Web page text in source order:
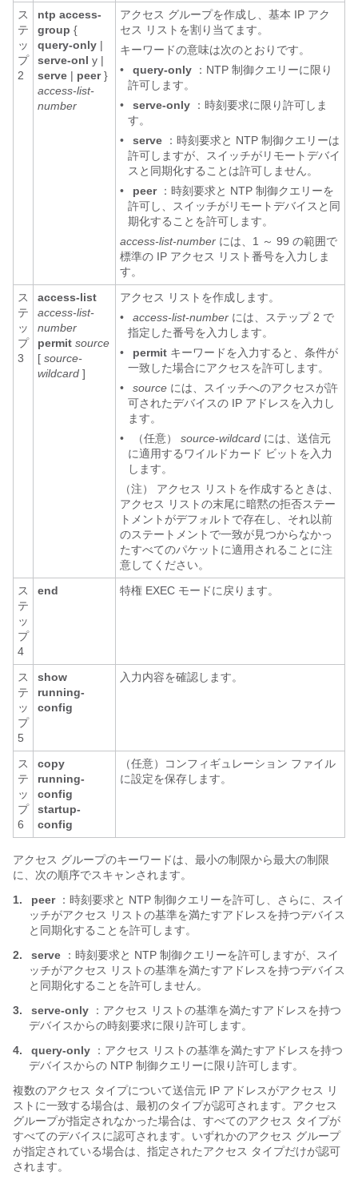
ス
テ
ッ
プ
2
ntp access-
group {
query-only |
serve-onl y |
serve | peer }
access-list-
number
アクセス グループを作成し、基本 IP アク
セス リストを割り当てます。
キーワードの意味は次のとおりです。
•
query-only ：NTP 制御クエリーに限り
許可します。
•
serve-only ：時刻要求に限り許可しま
す。
•
serve ：時刻要求と NTP 制御クエリーは
許可しますが、スイッチがリモートデバイ
スと同期化することは許可しません。
•
peer：時刻要求と NTP 制御クエリーを
許可し、スイッチがリモートデバイスと同
期化することを許可します。
access-list-number には、1 ～ 99 の範囲で
標準の IP アクセス リスト番号を入力しま
す。
ス
テ
ッ
プ
3
access-list
access-list-
number
permit source
[ source-
wildcard ]
アクセス リストを作成します。
•
access-list-number には、ステップ 2 で
指定した番号を入力します。
•
permit キーワードを入力すると、条件が
一致した場合にアクセスを許可します。
•
source には、スイッチへのアクセスが許
可されたデバイスの IP アドレスを入力し
ます。
•
（任意） source-wildcard には、送信元
に適用するワイルドカード ビットを入力
します。
（注） アクセス リストを作成するときは、
アクセス リストの末尾に暗黙の拒否ステー
トメントがデフォルトで存在し、それ以前
のステートメントで一致が見つからなかっ
たすべてのパケットに適用されることに注
意してください。
ス
テ
ッ
プ
4
end 特権 EXEC モードに戻ります。
ス
テ
ッ
プ
5
show
running-
config
入力内容を確認します。
ス
テ
ッ
プ
6
copy
running-
config
startup-
config
（任意）コンフィギュレーション ファイル
に設定を保存します。
アクセス グループのキーワードは、最小の制限から最大の制限
に、次の順序でスキャンされます。
1.
peer：時刻要求と NTP 制御クエリーを許可し、さらに、スイ
ッチがアクセス リストの基準を満たすアドレスを持つデバイス
と同期化することを許可します。
2.
serve ：時刻要求と NTP 制御クエリーを許可しますが、スイ
ッチがアクセス リストの基準を満たすアドレスを持つデバイス
と同期化することを許可しません。
3.
serve-only ：アクセス リストの基準を満たすアドレスを持つ
デバイスからの時刻要求に限り許可します。
4.
query-only ：アクセス リストの基準を満たすアドレスを持つ
デバイスからの NTP 制御クエリーに限り許可します。
複数のアクセス タイプについて送信元 IP アドレスがアクセス リ
ストに一致する場合は、最初のタイプが認可されます。アクセス
グループが指定されなかった場合は、すべてのアクセス タイプが
すべてのデバイスに認可されます。いずれかのアクセス グループ
が指定されている場合は、指定されたアクセス タイプだけが認可
されます。